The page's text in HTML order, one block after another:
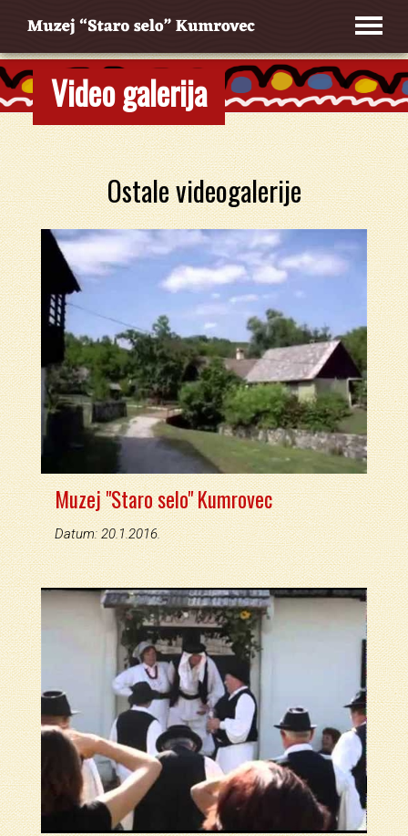
Video galerija
Ostale videogalerije
Muzej "Staro selo" Kumrovec
Datum: 20.1.2016.